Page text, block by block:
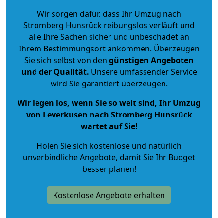
Wir sorgen dafür, dass Ihr Umzug nach
Stromberg Hunsrück reibungslos verläuft und
alle Ihre Sachen sicher und unbeschadet an
Ihrem Bestimmungsort ankommen. Überzeugen
Sie sich selbst von den günstigen Angeboten
und der Qualität. Unsere umfassender Service
wird Sie garantiert überzeugen.
Wir legen los, wenn Sie so weit sind, Ihr Umzug
von Leverkusen nach Stromberg Hunsrück
wartet auf Sie!
Holen Sie sich kostenlose und natürlich
unverbindliche Angebote, damit Sie Ihr Budget
besser planen!
Kostenlose Angebote erhalten